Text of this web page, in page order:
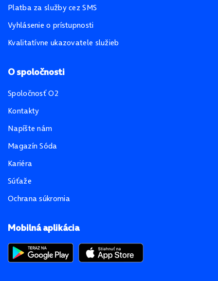
Mobilná aplikácia
Platba za služby cez SMS
Vyhlásenie o prístupnosti
Kvalitatívne ukazovatele služieb
O spoločnosti
Spoločnosť O2
Kontakty
Napíšte nám
Magazín Sóda
Kariéra
Súťaže
Ochrana súkromia